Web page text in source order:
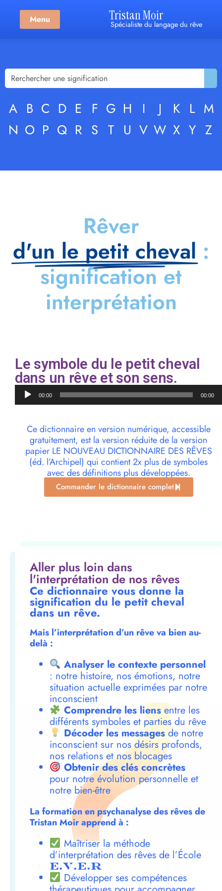
Menu Tristan Moir
Spécialiste du langage du rêve
A B C D E F G H I J K L M
N O P Q R S T U V W X Y Z
Rêver
d'un le petit cheval :
signification et
interprétation
Le symbole du le petit cheval
dans un rêve et son sens.
Lecteur
audio00:00 00:00
Ce dictionnaire en version numérique, accessible
gratuitement, est la version réduite de la version
papier LE NOUVEAU DICTIONNAIRE DES RÊVES
(éd. l’Archipel) qui contient 2x plus de symboles
avec des définitions plus développées.
Commander le dictionnaire complet
Aller plus loin dans
l'interprétation de nos rêves
Ce dictionnaire vous donne la
signification du le petit cheval
dans un rêve.
Mais l’interprétation d’un rêve va bien au-
delà :
Analyser le contexte personnel
: notre histoire, nos émotions, notre
situation actuelle exprimées par notre
inconscient
Comprendre les liensentre les
différents symboles et parties du rêve
Décoder les messagesde notre
inconscient sur nos désirs profonds,
nos relations et nos blocages
Obtenir des clés concrètes
pour notre évolution personnelle et
notre bien-être
La formation en psychanalyse des rêves de
Tristan Moir apprend à :
Maîtriser la méthode
d’interprétation des rêves de l’École
E.V.E.R
Développer ses compétences